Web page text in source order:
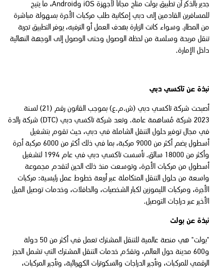
جدير بالذكر أن تطبيق بولت متاح مجاناً لأجهزة iOS وAndroid، ما يتيح
للمسافرين القادمين إلى دبي إمكانية طلب مركبات الأجرة بسهولة مباشرة
من المطار. وسواء كانت الزيارة بهدف العمل أو الترفيه، يوفر التطبيق تجربة
تنقل مريحة وسلسة من لحظة الوصول وحتى الوصول إلى الوجهة النهائية
داخل الإمارة.
نبذة عن تاكسي دبي
أصبحت شركة تاكسي دبي (ش.م.ع) بموجب القانون رقم (21) لسنة
2023 شركة مُساهمة عامة. وتعد شركة تاكسي دبي (DTC) شركة رائدة
في مجال توفير حلول التنقل الشاملة في دبي، حيث تقوم بتشغيل
أسطول يضم أكثر من 9000 مركبة، بما في ذلك أكثر من 6000 مركبة أجرة
وأكثر من 18000 سائق. تأسست تاكسي دبي في عام 1994 لتشغيل
أسطول من مركبات الأجرة، وتوسعت منذ ذلك الحين لتقدم مجموعة
واسعة من حلول التنقل المتكاملة عبر أربعة خطوط عمل رئيسية: مركبات
الأجرة، ومركبات الليموزين لكبار الشخصيات، والحافلات، وخدمات توصيل الميل
الأخير عبر دراجات التوصيل.
نبذة عن بولت
"بولت" هي منصة عالمية للتنقل المشترك تعمل في أكثر من 50 دولة
و600 مدينة حول العالم، وتقدّم خدمات التنقل المشترك التي تشمل الحجز
الرقمي للمركبات، وتأجير الدراجات والسكوترات الكهربائية، وتأجير المركبات،